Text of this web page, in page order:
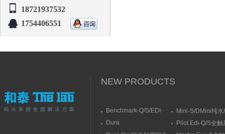
18721937532
1754406551
NEW PRODUCTS
Benchmark-Q/S/EDI-
直供水纯水/超纯水机
Mini-S/DMini纯水
水机
Dura
Pilot Edi-Q/S全触
式纯水/超纯水系